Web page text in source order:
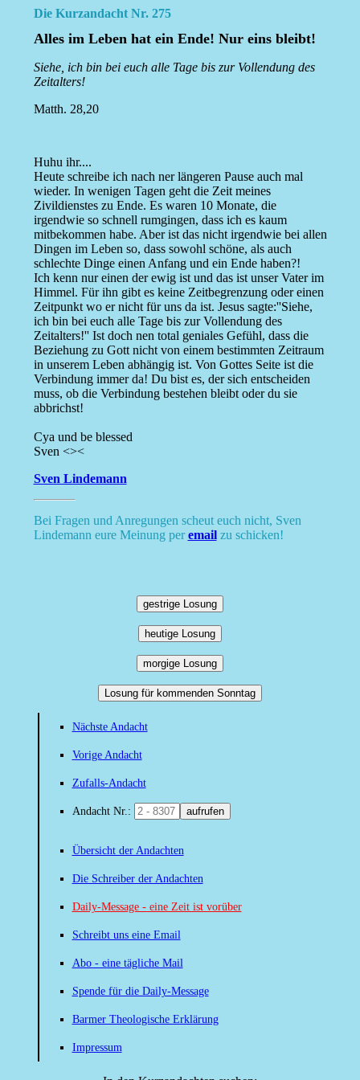
Die Kurzandacht Nr. 275
Alles im Leben hat ein Ende! Nur eins bleibt!
Siehe, ich bin bei euch alle Tage bis zur Vollendung des
Zeitalters!
Matth. 28,20
Huhu ihr....
Heute schreibe ich nach ner längeren Pause auch mal
wieder. In wenigen Tagen geht die Zeit meines
Zivildienstes zu Ende. Es waren 10 Monate, die
irgendwie so schnell rumgingen, dass ich es kaum
mitbekommen habe. Aber ist das nicht irgendwie bei allen
Dingen im Leben so, dass sowohl schöne, als auch
schlechte Dinge einen Anfang und ein Ende haben?!
Ich kenn nur einen der ewig ist und das ist unser Vater im
Himmel. Für ihn gibt es keine Zeitbegrenzung oder einen
Zeitpunkt wo er nicht für uns da ist. Jesus sagte:''Siehe,
ich bin bei euch alle Tage bis zur Vollendung des
Zeitalters!'' Ist doch nen total geniales Gefühl, dass die
Beziehung zu Gott nicht von einem bestimmten Zeitraum
in unserem Leben abhängig ist. Von Gottes Seite ist die
Verbindung immer da! Du bist es, der sich entscheiden
muss, ob die Verbindung bestehen bleibt oder du sie
abbrichst!
Cya und be blessed
Sven <><
Sven Lindemann
Bei Fragen und Anregungen scheut euch nicht, Sven
Lindemann eure Meinung peremailzu schicken!
gestrige Losung
heutige Losung
morgige Losung
Losung für kommenden Sonntag
Nächste Andacht
Vorige Andacht
Zufalls-Andacht
Andacht Nr.: aufrufen
Übersicht der Andachten
Die Schreiber der Andachten
Daily-Message - eine Zeit ist vorüber
Schreibt uns eine Email
Abo - eine tägliche Mail
Spende für die Daily-Message
Barmer Theologische Erklärung
Impressum